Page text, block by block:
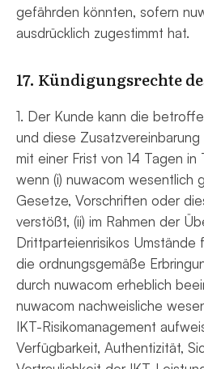
gefährden könnten, sofern
ausdrücklich zugestimmt hat.
17. Kündigungsrechte
1. Der Kunde kann die
und diese
mit einer Frist von 14 Tagen in
wenn (i) nuwacom wesentlich
Gesetze, Vorschriften oder
verstößt, (ii) im Rahmen der
Drittparteienrisikos
die ordnungsgemäße
durch nuwacom erheblich
nuwacom nachweisliche
IKT-Risikomanagement
Verfügbarkeit, Authentizität,